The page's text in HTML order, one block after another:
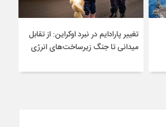
تغییر پارادایم در نبرد اوکراین: از تقابل
میدانی تا جنگ زیرساخت‌های انرژی